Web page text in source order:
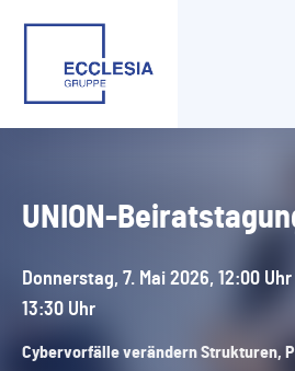
UNION-
Donnerstag, 7. Mai 2026, 12:00
13:30 Uhr
Cybervorfälle verändern Strukturen,